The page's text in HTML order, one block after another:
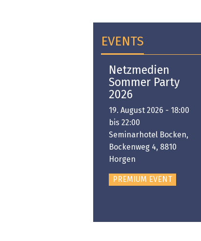
EVENTS
Netzmedien
Sommer Party
2026
19. August 2026 - 18:00
bis 22:00
Seminarhotel Bocken,
Bockenweg 4, 8810
Horgen
PREMIUM EVENT